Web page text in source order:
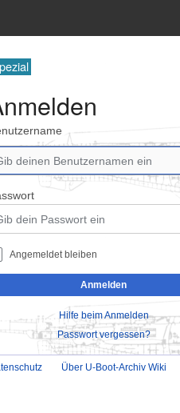
Angemeldet bleiben
Anmelden
Hilfe beim Anmelden
Passwort vergessen?
Über U-Boot-Archiv Wiki